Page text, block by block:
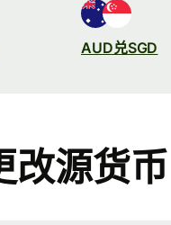
AUD兑SGD
改源货币